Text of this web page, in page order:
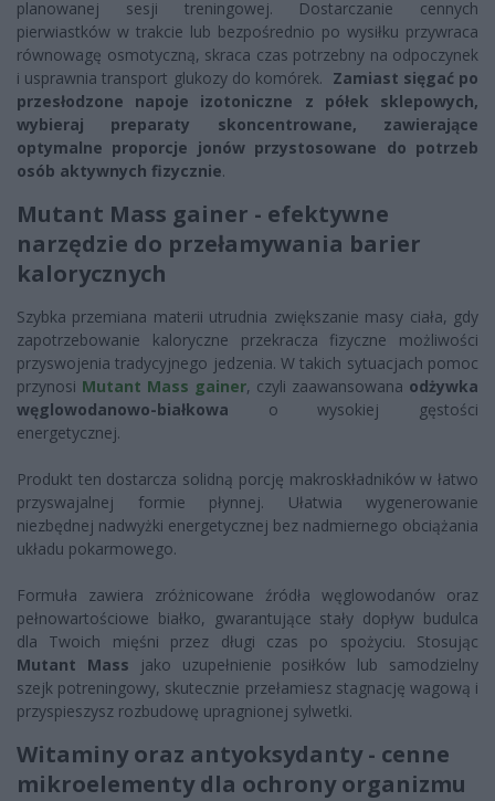
planowanej sesji treningowej. Dostarczanie cennych
pierwiastków w trakcie lub bezpośrednio po wysiłku przywraca
równowagę osmotyczną, skraca czas potrzebny na odpoczynek
i usprawnia transport glukozy do komórek. Zamiast sięgać po
przesłodzone napoje izotoniczne z półek sklepowych,
wybieraj preparaty skoncentrowane, zawierające
optymalne proporcje jonów przystosowane do potrzeb
osób aktywnych fizycznie.
Mutant Mass gainer - efektywne
narzędzie do przełamywania barier
kalorycznych
Szybka przemiana materii utrudnia zwiększanie masy ciała, gdy
zapotrzebowanie kaloryczne przekracza fizyczne możliwości
przyswojenia tradycyjnego jedzenia. W takich sytuacjach pomoc
przynosi Mutant Mass gainer, czyli zaawansowana odżywka
węglowodanowo-białkowa o wysokiej gęstości
energetycznej.
Produkt ten dostarcza solidną porcję makroskładników w łatwo
przyswajalnej formie płynnej. Ułatwia wygenerowanie
niezbędnej nadwyżki energetycznej bez nadmiernego obciążania
układu pokarmowego.
Formuła zawiera zróżnicowane źródła węglowodanów oraz
pełnowartościowe białko, gwarantujące stały dopływ budulca
dla Twoich mięśni przez długi czas po spożyciu. Stosując
Mutant Mass jako uzupełnienie posiłków lub samodzielny
szejk potreningowy, skutecznie przełamiesz stagnację wagową i
przyspieszysz rozbudowę upragnionej sylwetki.
Witaminy oraz antyoksydanty - cenne
mikroelementy dla ochrony organizmu